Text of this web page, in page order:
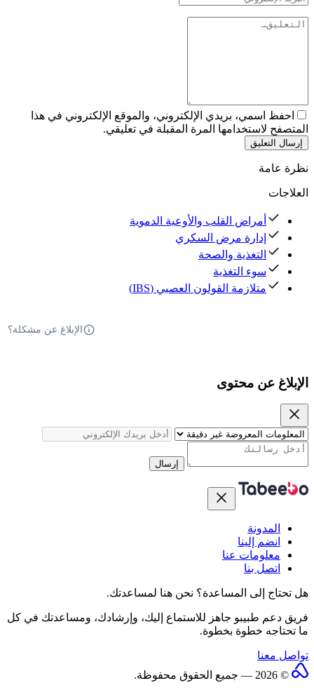
احفظ اسمي، بريدي الإلكتروني، والموقع الإلكتروني في هذا
المتصفح لاستخدامها المرة المقبلة في تعليقي.
إرسال التعليق
نظرة عامة
العلاجات
أمراض القلب والأوعية الدموية
إدارة مرض السكري
التغذية والصحة
سوء التغذية
متلازمة القولون العصبي (IBS)
الإبلاغ عن مشكلة؟
الإبلاغ عن محتوى
إرسال
المدونة
انضم إلينا
معلومات عنا
اتصل بنا
هل تحتاج إلى المساعدة؟ نحن هنا لمساعدتك.
فريق دعم طبيبو جاهز للاستماع إليك، وإرشادك، ومساعدتك في كل
ما تحتاجه خطوة بخطوة.
تواصل معنا
© 2026 — جميع الحقوق محفوظة.